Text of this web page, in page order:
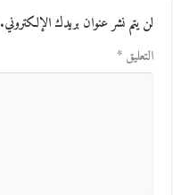
لن يتم نشر عنوان بريدك الإلكتروني.
التعليق*